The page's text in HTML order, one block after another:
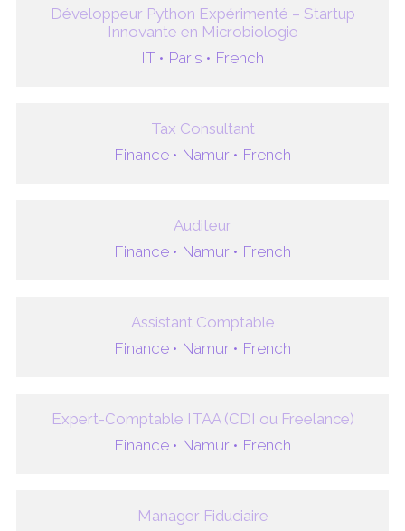
Développeur Python Expérimenté – Startup
Innovante en Microbiologie
IT • Paris • French
Tax Consultant
Finance • Namur • French
Auditeur
Finance • Namur • French
Assistant Comptable
Finance • Namur • French
Expert-Comptable ITAA (CDI ou Freelance)
Finance • Namur • French
Manager Fiduciaire